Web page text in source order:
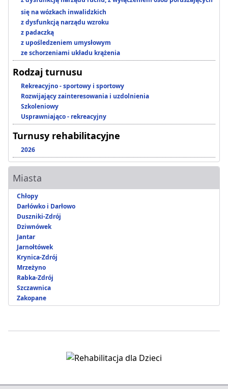
się na wózkach inwalidzkich
z dysfunkcją narządu wzroku
z padaczką
z upośledzeniem umysłowym
ze schorzeniami układu krążenia
Rodzaj turnusu
Rekreacyjno - sportowy i sportowy
Rozwijający zainteresowania i uzdolnienia
Szkoleniowy
Usprawniająco - rekreacyjny
Turnusy rehabilitacyjne
2026
Miasta
Chłopy
Darłówko i Darłowo
Duszniki-Zdrój
Dziwnówek
Jantar
Jarnołtówek
Krynica-Zdrój
Mrzeżyno
Rabka-Zdrój
Szczawnica
Zakopane